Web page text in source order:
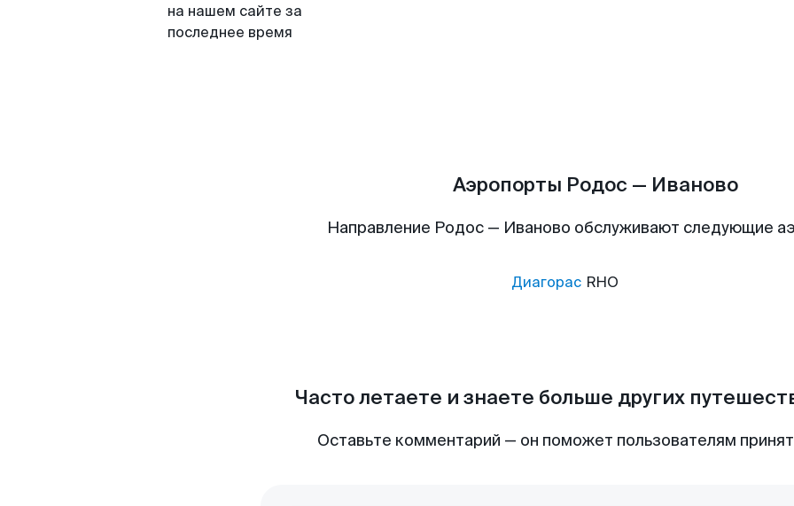
на нашем сайте за
последнее время
Аэропорты Родос — Иваново
Направление Родос — Иваново обслуживают следующие
Диагорас RHO
Часто летаете и знаете больше других
Оставьте комментарий — он поможет пользователям